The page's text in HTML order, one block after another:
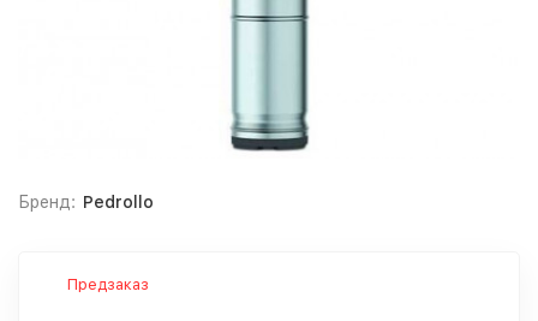
Бренд: Pedrollo
Предзаказ